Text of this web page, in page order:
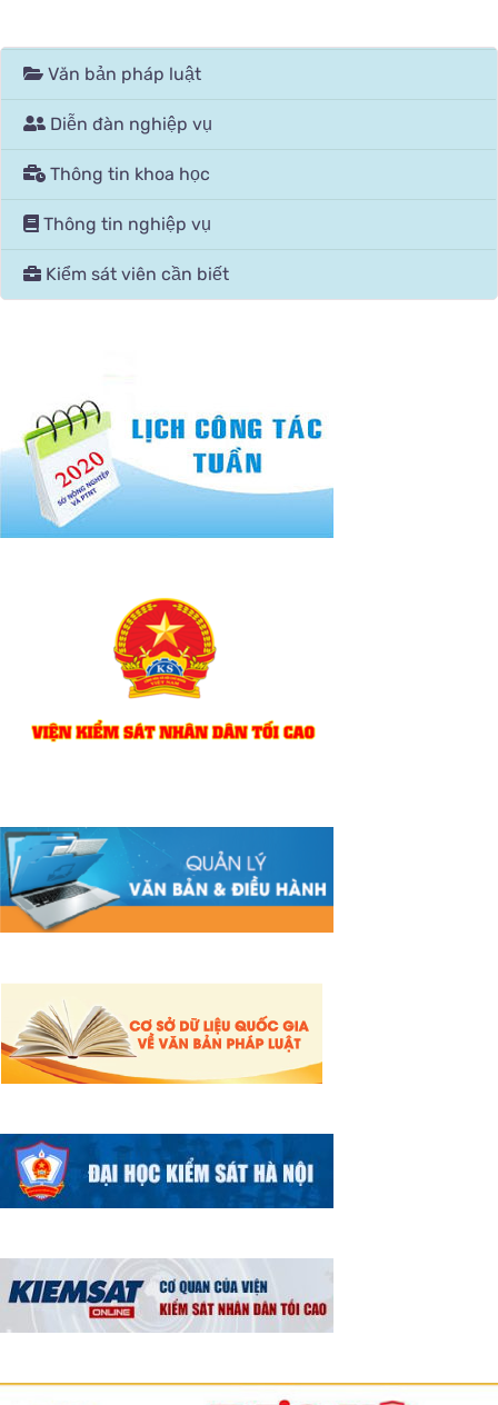
Văn bản pháp luật
Diễn đàn nghiệp vụ
Thông tin khoa học
Thông tin nghiệp vụ
Kiểm sát viên cần biết